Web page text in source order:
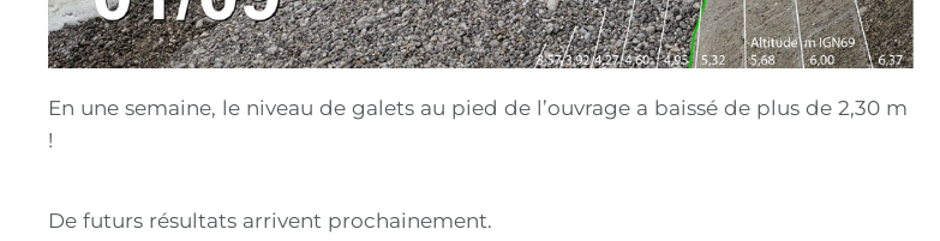
En une semaine, le niveau de galets au pied de l’ouvrage a baissé de plus de 2,30 m
!
De futurs résultats arrivent prochainement.